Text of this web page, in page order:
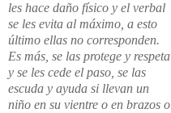
les hace daño físico y el verbal
se les evita al máximo, a esto
último ellas no corresponden.
Es más, se las protege y respeta
y se les cede el paso, se las
escuda y ayuda si llevan un
niño en su vientre o en brazos o